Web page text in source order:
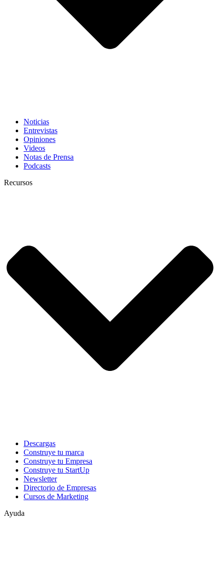
Noticias
Entrevistas
Opiniones
Videos
Notas de Prensa
Podcasts
Recursos
Descargas
Construye tu marca
Construye tu Empresa
Construye tu StartUp
Newsletter
Directorio de Empresas
Cursos de Marketing
Ayuda